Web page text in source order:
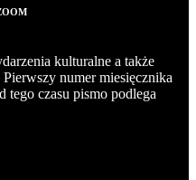
kulturalne a także
numer miesięcznika
tego czasu pismo podlega